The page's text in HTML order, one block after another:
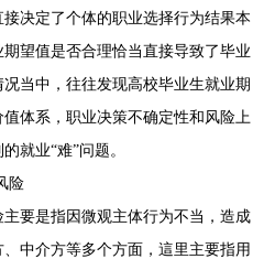
决定了个体的职业选择行为结果本
望值是否合理恰当直接导致了毕业
当中，往往发现高校毕业生就业期
体系，职业决策不确定性和风险上
就业“难”问题。
险
要是指因微观主体行为不当，造成
中介方等多个方面，這里主要指用